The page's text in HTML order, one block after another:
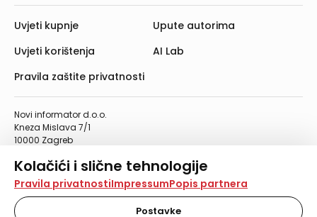
Kolačići i slične tehnologije
Na našoj web stranici koristimo kolačiće i slične
tehnologije za pohranu, čitanje i obradu informacija na
vašem uređaju. Time poboljšavamo korisničko iskustvo,
Pravila privatnostiImpressumPopis partnera
Postavke
Novi informator d.o.o.
Kneza Mislava 7/1
10000 Zagreb
Telefaks: 01/4612-553
info@informator.hr
Uvjeti kupnje
Uvjeti korištenja
Pravila zaštite privatnosti
Upute autorima
AI Lab